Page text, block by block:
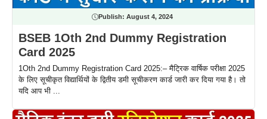
Publish: August 4, 2024
BSEB 1Oth 2nd Dummy Registration
Card 2025
1Oth 2nd Dummy Registration Card 2025:– मैट्रिक वार्षिक परीक्षा 2025
के लिए सूचीकृत विद्यार्थियों के द्वितीय डमी सूचीकरण कार्ड जारी कर दिया गया है। तो
यदि आप भी ...